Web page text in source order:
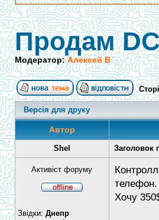
Продам
Модератор:Алексей В
Версія для друку
Автор
Shel Заголовок
Активіст форуму
Звідки: Днепр
телефон.
Хочу